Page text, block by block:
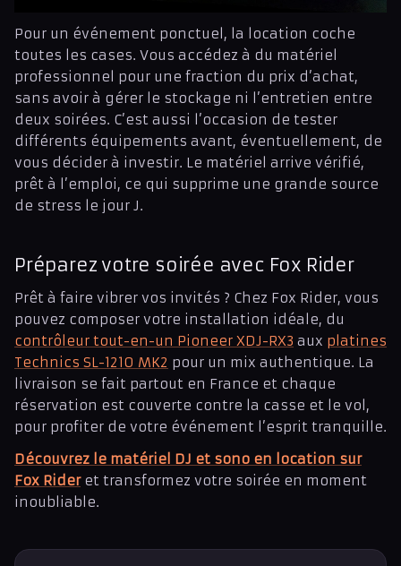
Pour un événement ponctuel, la location coche
toutes les cases. Vous accédez à du matériel
professionnel pour une fraction du prix d’achat,
sans avoir à gérer le stockage ni l’entretien entre
deux soirées. C’est aussi l’occasion de tester
différents équipements avant, éventuellement, de
vous décider à investir. Le matériel arrive vérifié,
prêt à l’emploi, ce qui supprime une grande source
de stress le jour J.
Préparez votre soirée avec Fox Rider
Prêt à faire vibrer vos invités ? Chez Fox Rider, vous
pouvez composer votre installation idéale, du
contrôleur tout-en-un Pioneer XDJ-RX3 aux platines
Technics SL-1210 MK2 pour un mix authentique. La
livraison se fait partout en France et chaque
réservation est couverte contre la casse et le vol,
pour profiter de votre événement l’esprit tranquille.
Découvrez le matériel DJ et sono en location sur
Fox Rideret transformez votre soirée en moment
inoubliable.